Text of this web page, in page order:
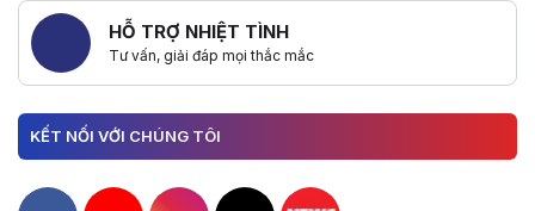
HỖ TRỢ NHIỆT TÌNH
Tư vấn, giải đáp mọi thắc mắc
KẾT NỐI VỚI CHÚNG TÔI